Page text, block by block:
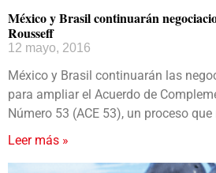
México y Brasil continuarán
Rousseff
12 mayo, 2016
México y Brasil continuarán las
para ampliar el Acuerdo de
Número 53 (ACE 53), un proceso
Leer más »